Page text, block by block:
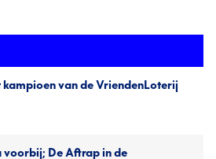
van de VriendenLoterij
voorbij; De Aftrap in de